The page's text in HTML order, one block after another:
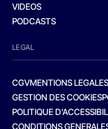
VIDEOS
PODCASTS
LEGAL
CGVMENTIONS LEGALES
GESTION DES COOKIES
POLITIQUE
CONDITIONS